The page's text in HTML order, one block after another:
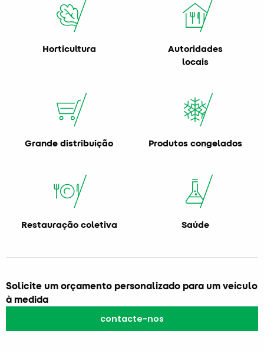
Horticultura
Autoridades
locais
Grande distribuição Produtos congelados
Restauração coletiva Saúde
Solicite um orçamento personalizado para um veículo
à medida
contacte-nos